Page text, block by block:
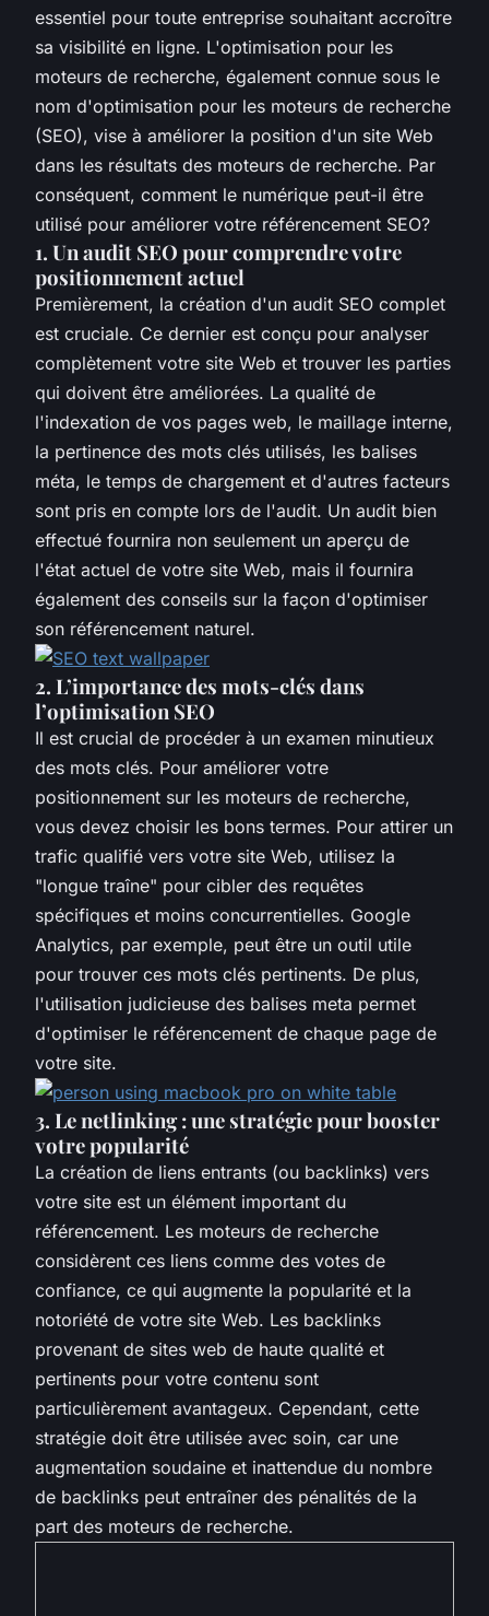
essentiel pour toute entreprise souhaitant accroître
sa visibilité en ligne. L'optimisation pour les
moteurs de recherche, également connue sous le
nom d'optimisation pour les moteurs de recherche
(SEO), vise à améliorer la position d'un site Web
dans les résultats des moteurs de recherche. Par
conséquent, comment le numérique peut-il être
utilisé pour améliorer votre référencement SEO?
1. Un audit SEO pour comprendre votre
positionnement actuel
Premièrement, la création d'un audit SEO complet
est cruciale. Ce dernier est conçu pour analyser
complètement votre site Web et trouver les parties
qui doivent être améliorées. La qualité de
l'indexation de vos pages web, le maillage interne,
la pertinence des mots clés utilisés, les balises
méta, le temps de chargement et d'autres facteurs
sont pris en compte lors de l'audit. Un audit bien
effectué fournira non seulement un aperçu de
l'état actuel de votre site Web, mais il fournira
également des conseils sur la façon d'optimiser
son référencement naturel.
2. L’importance des mots-clés dans
l’optimisation SEO
Il est crucial de procéder à un examen minutieux
des mots clés. Pour améliorer votre
positionnement sur les moteurs de recherche,
vous devez choisir les bons termes. Pour attirer un
trafic qualifié vers votre site Web, utilisez la
"longue traîne" pour cibler des requêtes
spécifiques et moins concurrentielles. Google
Analytics, par exemple, peut être un outil utile
pour trouver ces mots clés pertinents. De plus,
l'utilisation judicieuse des balises meta permet
d'optimiser le référencement de chaque page de
votre site.
3. Le netlinking : une stratégie pour booster
votre popularité
La création de liens entrants (ou backlinks) vers
votre site est un élément important du
référencement. Les moteurs de recherche
considèrent ces liens comme des votes de
confiance, ce qui augmente la popularité et la
notoriété de votre site Web. Les backlinks
provenant de sites web de haute qualité et
pertinents pour votre contenu sont
particulièrement avantageux. Cependant, cette
stratégie doit être utilisée avec soin, car une
augmentation soudaine et inattendue du nombre
de backlinks peut entraîner des pénalités de la
part des moteurs de recherche.